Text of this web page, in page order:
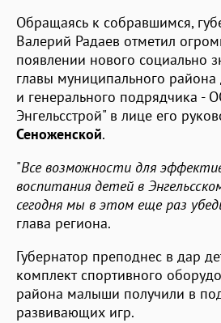
Обращаясь к собравшимся,
Валерий Радаев отметил
появлении нового социально
главы муниципального
и генерального подрядчика -
Энгельсстрой" в лице его
Сеноженской.
"Все возможности для
воспитания детей в
сегодня мы в этом еще раз
глава региона.
Губернатор преподнес в дар
комплект спортивного
района малыши получили в
развивающих игр.